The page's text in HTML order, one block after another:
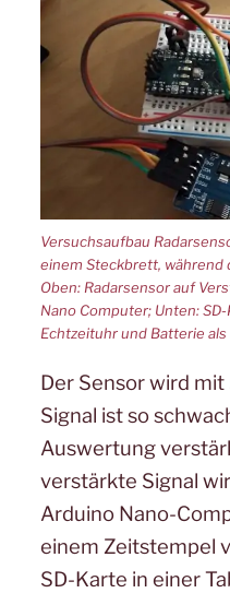
Versuchsaufbau
einem Steckbrett, während
Oben: Radarsensor auf
Nano Computer; Unten:
Echtzeituhr und Batterie
Der Sensor wird
Signal ist so
Auswertung
verstärkte Signal
Arduino Nano-
einem Zeitstempel
SD-Karte in einer